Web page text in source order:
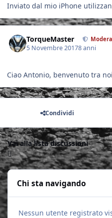
Inviato dal mio iPhone
TorqueMaster
5 Novembre 20178 anni
Ciao Antonio, benvenuto tra
Condividi
Vai alla lista discussioni
Chi sta navigando
Nessun utente registrato